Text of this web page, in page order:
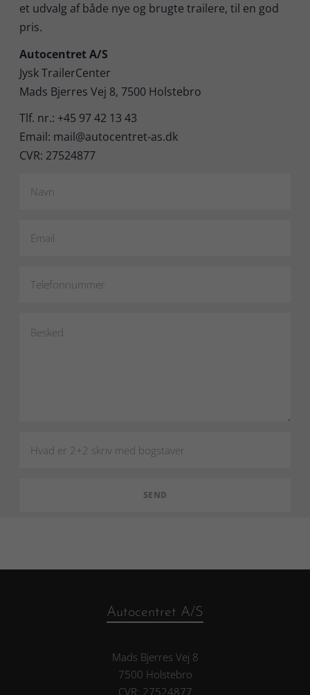
et udvalg af både nye og brugte trailere, til en god
pris.
Autocentret A/S
Jysk TrailerCenter
Mads Bjerres Vej 8, 7500 Holstebro
Tlf. nr.: +45 97 42 13 43
Email: mail@autocentret-as.dk
CVR: 27524877
Autocentret A/S
Mads Bjerres Vej 8
7500 Holstebro
CVR: 27524877